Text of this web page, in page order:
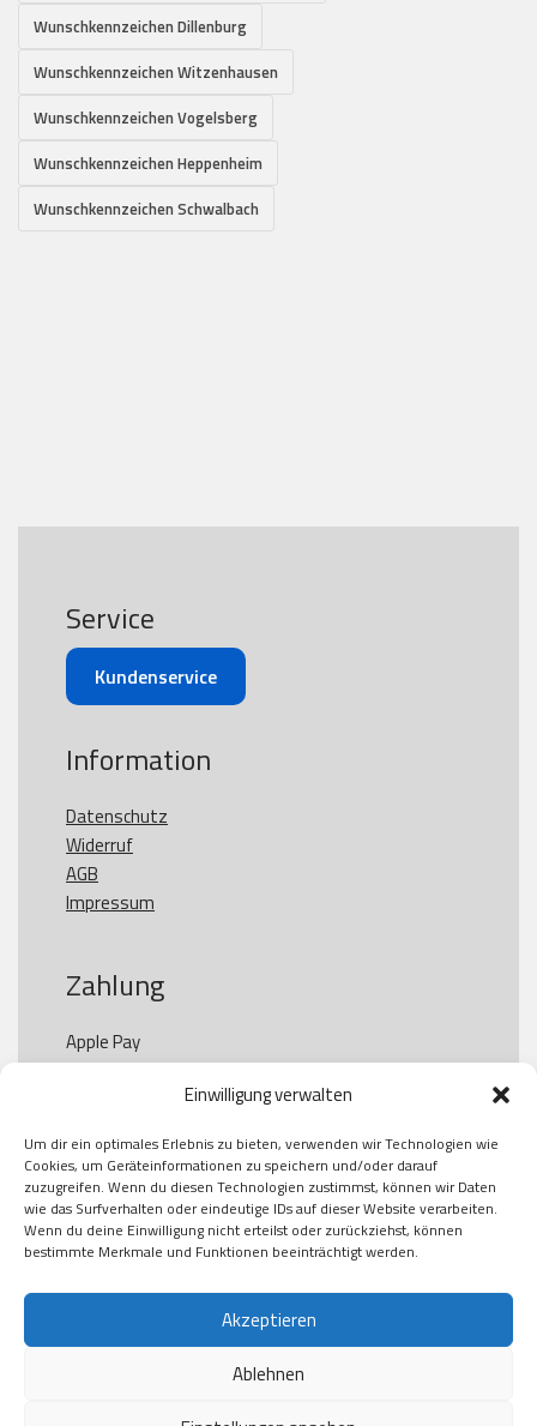
Einwilligung verwalten
Um dir ein optimales Erlebnis zu bieten, verwenden wir Technologien wie
Cookies, um Geräteinformationen zu speichern und/oder darauf
zuzugreifen. Wenn du diesen Technologien zustimmst, können wir Daten
wie das Surfverhalten oder eindeutige IDs auf dieser Website verarbeiten.
Wenn du deine Einwilligung nicht erteilst oder zurückziehst, können
bestimmte Merkmale und Funktionen beeinträchtigt werden.
Akzeptieren
Ablehnen
Wunschkennzeichen Dillenburg
Wunschkennzeichen Witzenhausen
Wunschkennzeichen Vogelsberg
Wunschkennzeichen Heppenheim
Wunschkennzeichen Schwalbach
Service
Kundenservice
Information
Datenschutz
Widerruf
AGB
Impressum
Zahlung
Apple Pay
Paypal
Kauf auf Rechung
Klarna
American Express